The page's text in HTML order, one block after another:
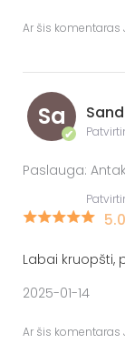
Ar šis
Sa
✔
Paslauga:
5.0
Labai kruopšti,
2025-01-14
Ar šis